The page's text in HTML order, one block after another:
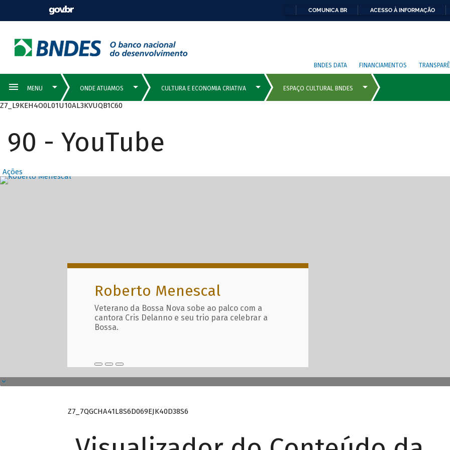
COMUNICA BR ACESSO À INFORMAÇÃO
BNDES DATA FINANCIAMENTOS
Z7_L9KEH4O0L01U10AL3KVUQB1C60
90 - YouTube
Ações
Destaques Principais com
Roberto Menescal
Veterano da Bossa Nova sobe ao palco com a
cantora Cris Delanno e seu trio para celebrar a
Bossa.
Z7_7QGCHA41L8S6D069EJK40D38S6